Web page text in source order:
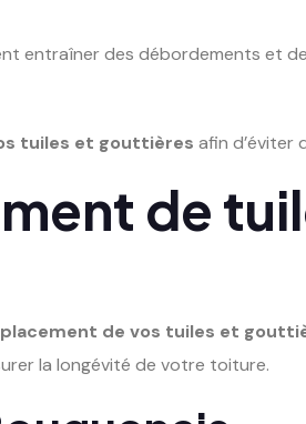
entraîner des débordements et
tuiles et gouttières afin d’éviter
de
de vos tuiles et
la longévité de votre toiture.